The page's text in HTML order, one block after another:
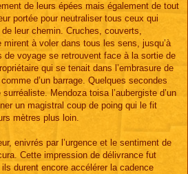
de leurs épées mais également de tout
portée pour neutraliser tous ceux qui
leur chemin. Cruches, couverts,
à voler dans tous les sens, jusqu’à
de voyage se retrouvent face à la sortie de
qui se tenait dans l’embrasure de
d’un barrage. Quelques secondes
Mendoza toisa l’aubergiste d’un
un magistral coup de poing qui le fit
mètres plus loin.
enivrés par l’urgence et le sentiment de
Cette impression de délivrance fut
durent encore accélérer la cadence